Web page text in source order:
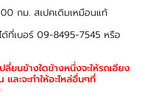
กม. สเปคเดิมเหมือนแท้
ที่เบอร์ 09-8495-7545 หรือ
ยนข้างใดข้างหนึ่งจะให้รถเอียง
และจะทำให้อะไหล่อื่นๆที่